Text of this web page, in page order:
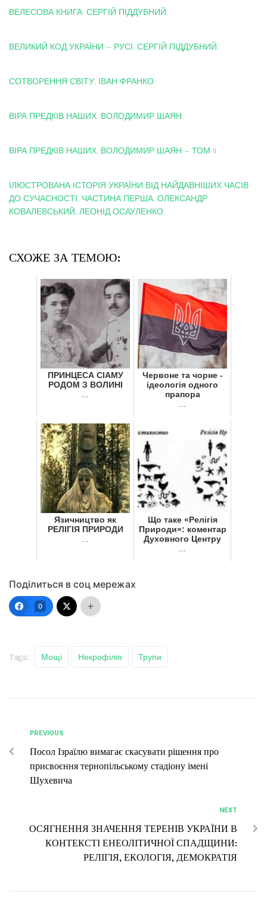
ВЕЛЕСОВА КНИГА. СЕРГІЙ ПІДДУБНИЙ.
ВЕЛИКИЙ КОД УКРАЇНИ – РУСІ. СЕРГІЙ ПІДДУБНИЙ.
СОТВОРЕННЯ СВІТУ. ІВАН ФРАНКО
ВІРА ПРЕДКІВ НАШИХ. ВОЛОДИМИР ШАЯН
ВІРА ПРЕДКІВ НАШИХ. ВОЛОДИМИР ШАЯН – ТОМ II
ІЛЮСТРОВАНА ІСТОРІЯ УКРАЇНИ ВІД НАЙДАВНІШИХ ЧАСІВ
ДО СУЧАСНОСТІ. ЧАСТИНА ПЕРША. ОЛЕКСАНДР
КОВАЛЕВСЬКИЙ, ЛЕОНІД ОСАУЛЕНКО.
СХОЖЕ ЗА ТЕМОЮ:
ПРИНЦЕСА СІАМУ
РОДОМ З ВОЛИНІ
...
Червоне та чорне -
ідеологія одного
прапора
...
Язичництво як
РЕЛІГІЯ ПРИРОДИ
...
Що таке «Релігія
Природи»: коментар
Духовного Центру
...
Поділиться в соц мережах
0
Tags: Мощі Некрофілія Трупи
PREVIOUS
Посол Ізраїлю вимагає скасувати рішення про
присвоєння тернопільському стадіону імені
Шухевича
NEXT
ОСЯГНЕННЯ ЗНАЧЕННЯ ТЕРЕНІВ УКРАЇНИ В
КОНТЕКСТІ ЕНЕОЛІТИЧНОЇ СПАДЩИНИ:
РЕЛІГІЯ, ЕКОЛОГІЯ, ДЕМОКРАТІЯ